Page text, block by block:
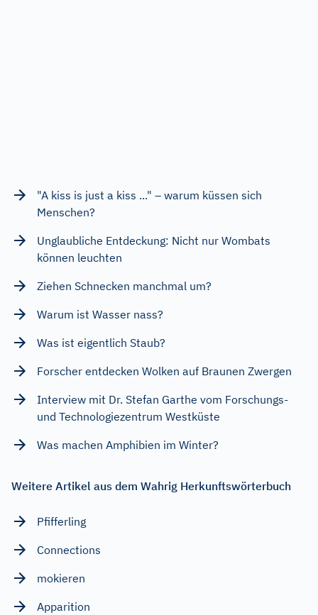
"A kiss is just a kiss ..." – warum küssen sich
Menschen?
Unglaubliche Entdeckung: Nicht nur Wombats
können leuchten
Ziehen Schnecken manchmal um?
Warum ist Wasser nass?
Was ist eigentlich Staub?
Forscher entdecken Wolken auf Braunen Zwergen
Interview mit Dr. Stefan Garthe vom Forschungs-
und Technologiezentrum Westküste
Was machen Amphibien im Winter?
Weitere Artikel aus dem Wahrig Herkunftswörterbuch
Pfifferling
Connections
mokieren
Apparition